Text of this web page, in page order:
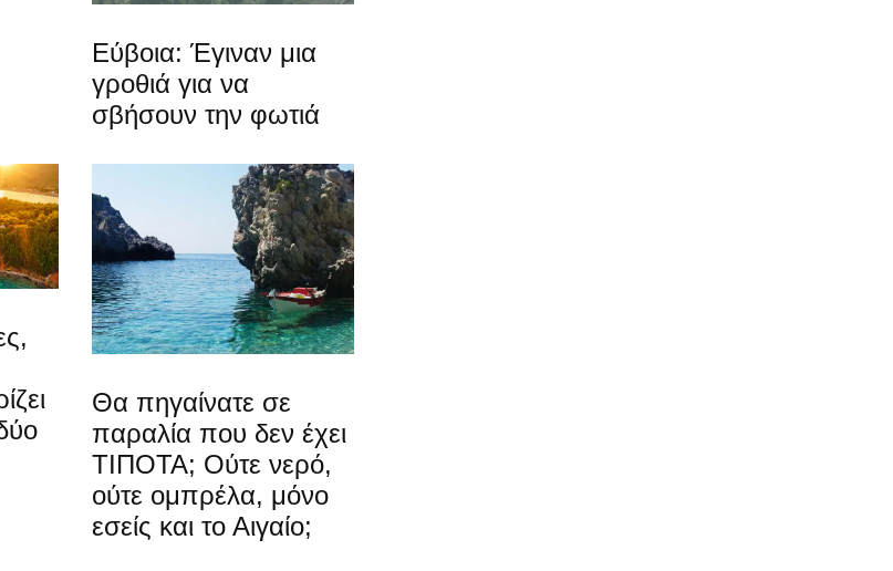
Εύβοια: Έγιναν μια
γροθιά για να
σβήσουν την φωτιά
Θα πηγαίνατε σε
παραλία που δεν έχει
ΤΙΠΟΤΑ; Ούτε νερό,
ούτε ομπρέλα, μόνο
εσείς και το Αιγαίο;